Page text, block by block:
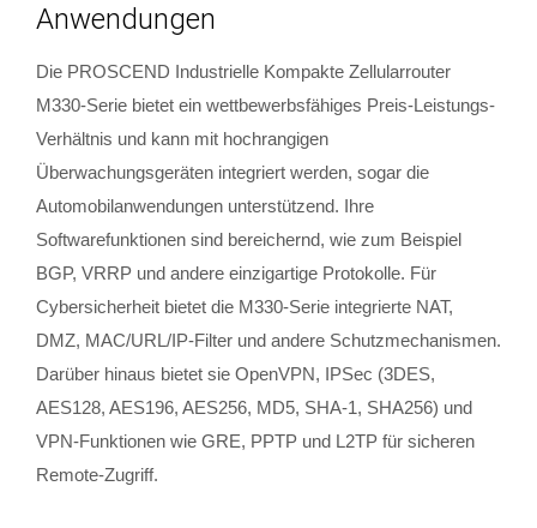
Anwendungen
Die PROSCEND Industrielle Kompakte Zellularrouter
M330-Serie bietet ein wettbewerbsfähiges Preis-Leistungs-
Verhältnis und kann mit hochrangigen
Überwachungsgeräten integriert werden, sogar die
Automobilanwendungen unterstützend. Ihre
Softwarefunktionen sind bereichernd, wie zum Beispiel
BGP, VRRP und andere einzigartige Protokolle. Für
Cybersicherheit bietet die M330-Serie integrierte NAT,
DMZ, MAC/URL/IP-Filter und andere Schutzmechanismen.
Darüber hinaus bietet sie OpenVPN, IPSec (3DES,
AES128, AES196, AES256, MD5, SHA-1, SHA256) und
VPN-Funktionen wie GRE, PPTP und L2TP für sicheren
Remote-Zugriff.